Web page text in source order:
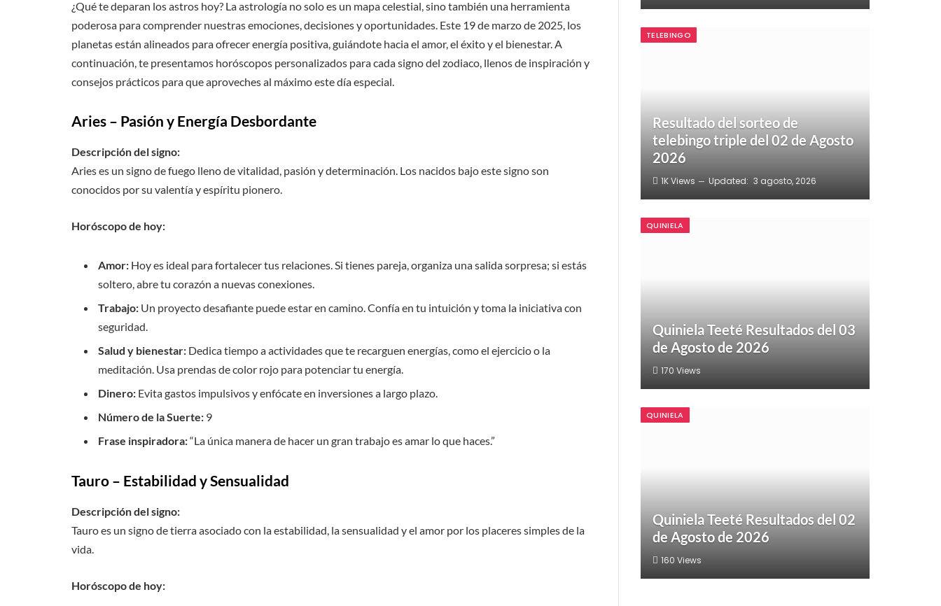
¿Qué te deparan los astros hoy? La astrología no solo es un mapa celestial, sino también una herramienta
poderosa para comprender nuestras emociones, decisiones y oportunidades. Este 19 de marzo de 2025, los
planetas están alineados para ofrecer energía positiva, guiándote hacia el amor, el éxito y el bienestar. A
continuación, te presentamos horóscopos personalizados para cada signo del zodiaco, llenos de inspiración y
consejos prácticos para que aproveches al máximo este día especial.
Aries – Pasión y Energía Desbordante
Descripción del signo:
Aries es un signo de fuego lleno de vitalidad, pasión y determinación. Los nacidos bajo este signo son
conocidos por su valentía y espíritu pionero.
Horóscopo de hoy:
Amor: Hoy es ideal para fortalecer tus relaciones. Si tienes pareja, organiza una salida sorpresa; si estás
soltero, abre tu corazón a nuevas conexiones.
Trabajo: Un proyecto desafiante puede estar en camino. Confía en tu intuición y toma la iniciativa con
seguridad.
Salud y bienestar: Dedica tiempo a actividades que te recarguen energías, como el ejercicio o la
meditación. Usa prendas de color rojo para potenciar tu energía.
Dinero: Evita gastos impulsivos y enfócate en inversiones a largo plazo.
Número de la Suerte: 9
Frase inspiradora:“La única manera de hacer un gran trabajo es amar lo que haces.”
Tauro – Estabilidad y Sensualidad
Descripción del signo:
Tauro es un signo de tierra asociado con la estabilidad, la sensualidad y el amor por los placeres simples de la
vida.
Horóscopo de hoy:
TELEBINGO
Resultado del sorteo de
telebingo triple del 02 de Agosto
2026
1KViews Updated: 3 agosto, 2026
QUINIELA
Quiniela Teeté Resultados del 03
de Agosto de 2026
170 Views
QUINIELA
Quiniela Teeté Resultados del 02
de Agosto de 2026
160 Views